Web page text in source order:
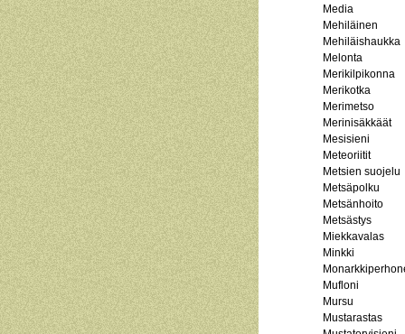
Media
Mehiläinen
Mehiläishaukka
Melonta
Merikilpikonna
Merikotka
Merimetso
Merinisäkkäät
Mesisieni
Meteoriitit
Metsien suojelu
Metsäpolku
Metsänhoito
Metsästys
Miekkavalas
Minkki
Mufloni
Mursu
Mustarastas